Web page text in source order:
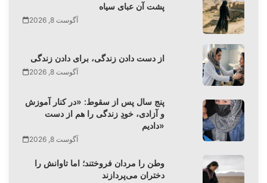
پشت آن عبای سیاه
آگوست 8, 2026
از دست دادن زندگی، برای دادن زندگی
آگوست 8, 2026
پنج سال پس از سقوط: «در کنار آموزش
و آزادی، خودِ زندگی را هم از دست
دادیم»
آگوست 8, 2026
وطن را مردان فروختند؛ اما تاوانش را
دختران می‌پردازند